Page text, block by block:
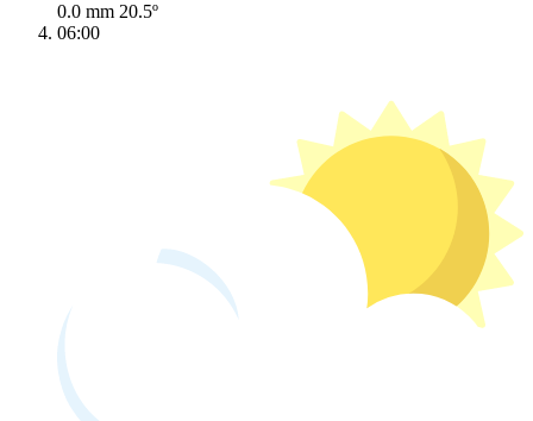
0.0 mm 20.5º
06:00